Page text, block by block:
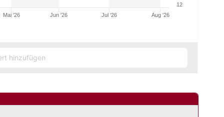
Mai '26 Jun '26 Jul '26 Aug '26
12